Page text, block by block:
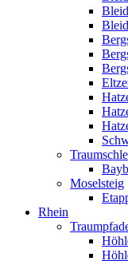
Moselsteig
Rhein